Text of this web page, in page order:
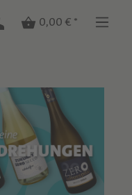
0,00 € *